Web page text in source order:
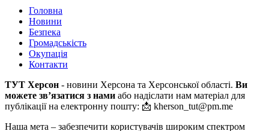
Головна
Новини
Безпека
Громадськість
Окупація
Контакти
ТУТ Херсон - новини Херсона та Херсонської області. Ви
можете зв’язатися з нами або надіслати нам матеріал для
публікації на електронну пошту: 📩 kherson_tut@pm.me
Наша мета – забезпечити користувачів широким спектром